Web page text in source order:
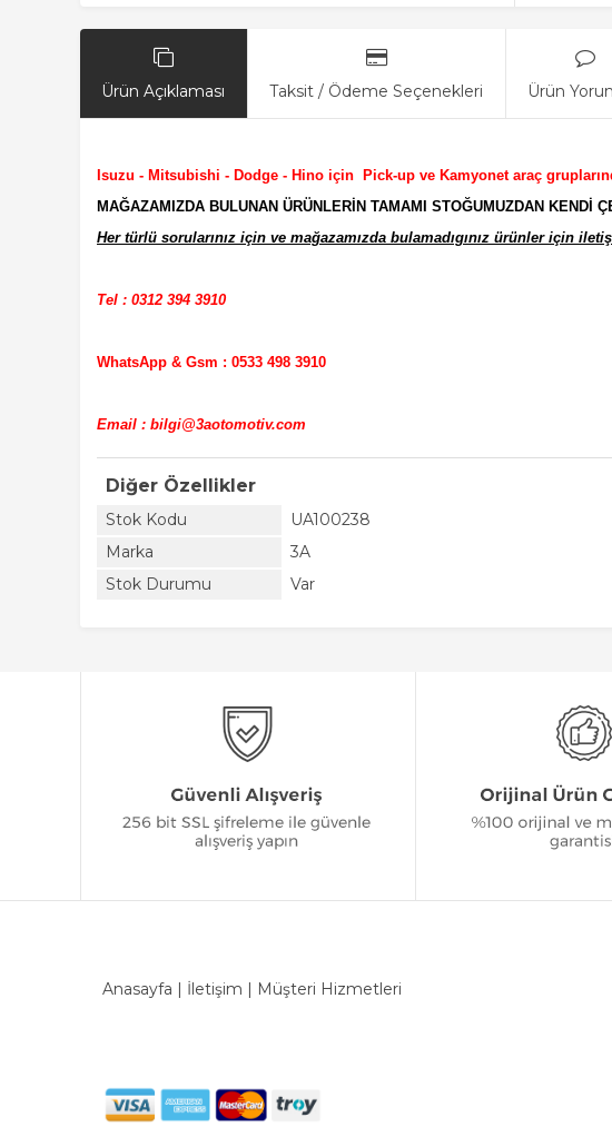
Ürün Açıklaması Taksit / Ödeme Seçenekleri Ürün
Isuzu - Mitsubishi - Dodge - Hino için Pick-up ve Kamyonet araç
MAĞAZAMIZDA BULUNAN ÜRÜNLERİN TAMAMI STOĞUMUZDAN KENDİ
Her türlü sorularınız için ve mağazamızda bulamadıgınız ürünler için
Tel : 0312 394 3910
WhatsApp & Gsm : 0533 498 3910
Email : bilgi@3aotomotiv.com
Diğer Özellikler
Stok Kodu
UA100238
Marka
3A
Stok Durumu
Var
Anasayfa | İletişim | Müşteri Hizmetleri